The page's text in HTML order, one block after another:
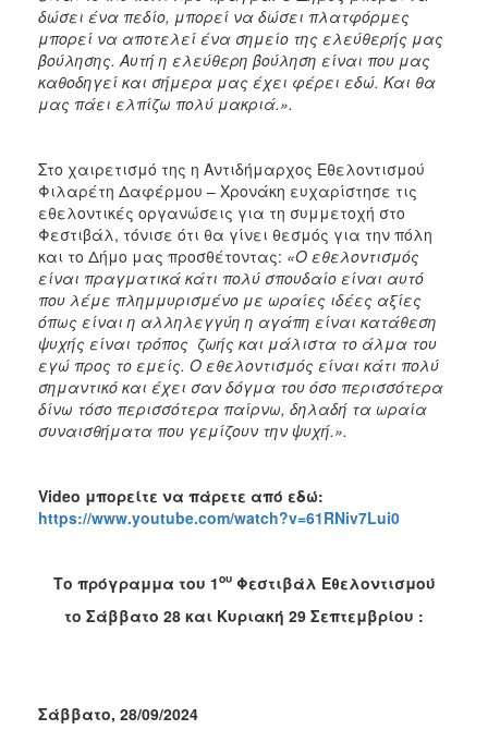
δώσει ένα πεδίο, μπορεί να δώσει πλατφόρμες
μπορεί να αποτελεί ένα σημείο της ελεύθερής μας
βούλησης. Αυτή η ελεύθερη βούληση είναι που μας
καθοδηγεί και σήμερα μας έχει φέρει εδώ. Και θα
μας πάει ελπίζω πολύ μακριά.».
Στο χαιρετισμό της η Αντιδήμαρχος Εθελοντισμού
Φιλαρέτη Δαφέρμου – Χρονάκη ευχαρίστησε τις
εθελοντικές οργανώσεις για τη συμμετοχή στο
Φεστιβάλ, τόνισε ότι θα γίνει θεσμός για την πόλη
και το Δήμο μας προσθέτοντας: «Ο εθελοντισμός
είναι πραγματικά κάτι πολύ σπουδαίο είναι αυτό
που λέμε πλημμυρισμένο με ωραίες ιδέες αξίες
όπως είναι η αλληλεγγύη η αγάπη είναι κατάθεση
ψυχής είναι τρόπος ζωής και μάλιστα το άλμα του
εγώ προς το εμείς. Ο εθελοντισμός είναι κάτι πολύ
σημαντικό και έχει σαν δόγμα του όσο περισσότερα
δίνω τόσο περισσότερα παίρνω, δηλαδή τα ωραία
συναισθήματα που γεμίζουν την ψυχή.».
Video μπορείτε να πάρετε από εδώ:
https://www.youtube.com/watch?v=61RNiv7Lui0
Το πρόγραμμα του 1ουΦεστιβάλ Εθελοντισμού
το Σάββατο 28 και Κυριακή 29 Σεπτεμβρίου :
Σάββατο, 28/09/2024